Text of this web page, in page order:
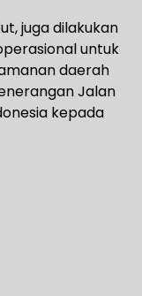
juga dilakukan
untuk
daerah
Jalan
kepada